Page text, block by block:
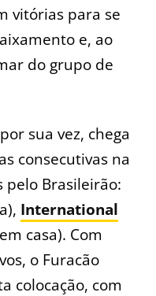
vitórias para se
e, ao
do grupo de
sua vez, chega
consecutivas na
Brasileirão:
International
casa). Com
o Furacão
colocação, com